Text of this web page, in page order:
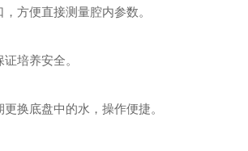
方便直接测量腔内参数。
培养安全。
换底盘中的水，操作便捷。